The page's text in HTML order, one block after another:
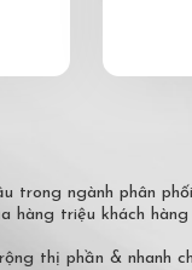
trong ngành phân
hàng triệu khách
thị phần & nhanh